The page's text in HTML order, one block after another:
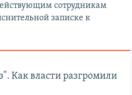
сотрудникам
записке к
Как власти разгромили